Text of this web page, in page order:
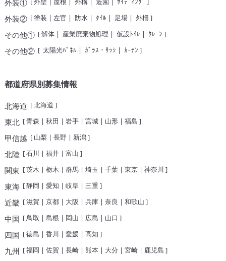
外装①
外装②[塗装 | 左官 | 防水| ﾀｲﾙ | 足場| 外柵 ]
その他①[解体| 産業廃棄物処理 | 仮設ﾄｲﾚ | ｸﾚｰﾝ ]
その他②[ 太陽光ﾊﾟﾈﾙ | ｶﾞﾗｽ・ｻｯｼ | ｶｰﾃﾝ ]
都道府県別募集情報
北海道 [北海道 ]
東北 [青森 | 秋田 | 岩手| 宮城| 山形| 福島 ]
甲信越 [ 山梨 | 長野| 新潟]
北陸 [石川 | 福井| 富山 ]
関東 [茨木 | 栃木 | 群馬| 埼玉 | 千葉| 東京| 神奈川 ]
東海[静岡 | 愛知 | 岐阜| 三重]
近畿[滋賀 | 京都| 大阪 | 兵庫| 奈良 | 和歌山 ]
中国 [鳥取 | 島根 | 岡山 | 広島 | 山口 ]
四国 [徳島 | 香川 | 愛媛| 高知 ]
九州 [福岡 | 佐賀 | 長崎| 熊本| 大分 | 宮崎| 鹿児島 ]